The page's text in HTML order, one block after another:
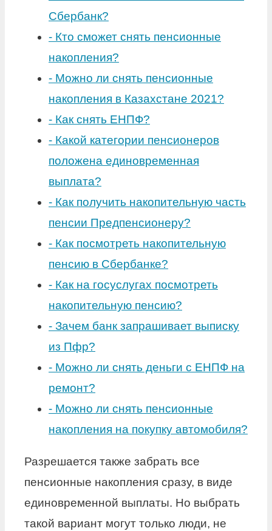
Сбербанк?
- Кто сможет снять пенсионные
накопления?
- Можно ли снять пенсионные
накопления в Казахстане 2021?
- Как снять ЕНПФ?
- Какой категории пенсионеров
положена единовременная
выплата?
- Как получить накопительную часть
пенсии Предпенсионеру?
- Как посмотреть накопительную
пенсию в Сбербанке?
- Как на госуслугах посмотреть
накопительную пенсию?
- Зачем банк запрашивает выписку
из Пфр?
- Можно ли снять деньги с ЕНПФ на
ремонт?
- Можно ли снять пенсионные
накопления на покупку автомобиля?
Разрешается также забрать все
пенсионные накопления сразу, в виде
единовременной выплаты. Но выбрать
такой вариант могут только люди, не